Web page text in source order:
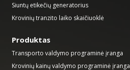
Siuntų etikečių generatorius
Krovinių tranzito laiko skaičiuoklė
Produktas
Transporto valdymo programinė įranga
Krovinių kainų valdymo programinė įranga